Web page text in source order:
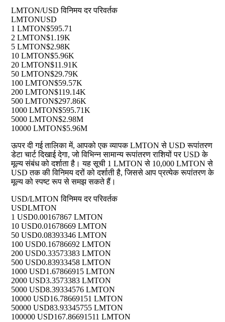
LMTON/USD विनिमय दर परिवर्तक
LMTONUSD
1 LMTON$595.71
2 LMTON$1.19K
5 LMTON$2.98K
10 LMTON$5.96K
20 LMTON$11.91K
50 LMTON$29.79K
100 LMTON$59.57K
200 LMTON$119.14K
500 LMTON$297.86K
1000 LMTON$595.71K
5000 LMTON$2.98M
10000 LMTON$5.96M
ऊपर दी गई तालिका में, आपको एक व्यापक LMTON से USD रूपांतरण
डेटा चार्ट दिखाई देगा, जो विभिन्न सामान्य रूपांतरण राशियों पर USD के
मूल्य संबंध को दर्शाता है। यह सूची 1 LMTON से 10,000 LMTON से
USD तक की विनिमय दरों को दर्शाती है, जिससे आप प्रत्येक रूपांतरण के
मूल्य को स्पष्ट रूप से समझ सकते हैं।
USD/LMTON विनिमय दर परिवर्तक
USDLMTON
1 USD0.00167867 LMTON
10 USD0.01678669 LMTON
50 USD0.08393346 LMTON
100 USD0.16786692 LMTON
200 USD0.33573383 LMTON
500 USD0.83933458 LMTON
1000 USD1.67866915 LMTON
2000 USD3.3573383 LMTON
5000 USD8.39334576 LMTON
10000 USD16.78669151 LMTON
50000 USD83.93345755 LMTON
100000 USD167.86691511 LMTON